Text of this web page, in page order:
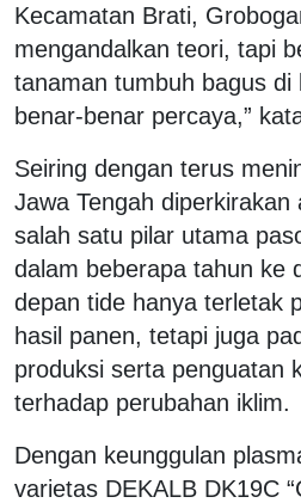
Kecamatan Brati,
mengandalkan teori, tapi
tanaman tumbuh bagus di
benar-benar percaya,”
Seiring dengan terus
Jawa Tengah diperkirakan
salah satu pilar utama
dalam beberapa tahun ke
depan tide hanya terletak
hasil panen, tetapi juga
produksi serta penguatan
terhadap perubahan iklim.
Dengan keunggulan
varietas DEKALB DK19C